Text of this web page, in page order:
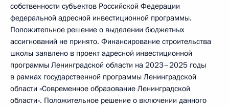
собственности субъектов Российской Федерации
федеральной адресной инвестиционной программы.
Положительное решение о выделении бюджетных
ассигнований не принято. Финансирование строительства
школы заявлено в проект адресной инвестиционной
программы Ленинградской области на 2023–2025 годы
в рамках государственной программы Ленинградской
области «Современное образование Ленинградской
области». Положительное решение о включении данного